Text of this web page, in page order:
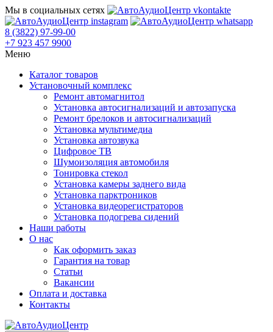
Мы в социальных сетях
8 (3822) 97-99-00
+7 923 457 9900
Меню
Каталог товаров
Установочный комплекс
Ремонт автомагнитол
Установка автосигнализаций и автозапуска
Ремонт брелоков и автосигнализаций
Установка мультимедиа
Установка автозвука
Цифровое ТВ
Шумоизоляция автомобиля
Тонировка стекол
Установка камеры заднего вида
Установка парктроников
Установка видеорегистраторов
Установка подогрева сидений
Наши работы
О нас
Как оформить заказ
Гарантия на товар
Статьи
Вакансии
Оплата и доставка
Контакты